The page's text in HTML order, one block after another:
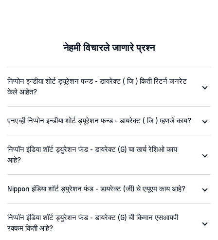
नेहमी विचारले जाणारे प्रश्न
निप्पोन इन्डीया शोर्ट ड्यूरेशन फन्ड - डायरेक्ट ( जि ) किती रिटर्न जनरेट
केले आहेत?
एनएव्ही निप्पोन इन्डीया शोर्ट ड्यूरेशन फन्ड - डायरेक्ट ( जि ) म्हणजे काय?
निप्पॉन इंडिया शॉर्ट ड्युरेशन फंड - डायरेक्ट (G) चा खर्च रेशिओ काय
आहे?
Nippon इंडिया शॉर्ट ड्युरेशन फंड - डायरेक्ट (जी) चे एयूएम काय आहे?
निप्पॉन इंडिया शॉर्ट ड्युरेशन फंड - डायरेक्ट (G) ची किमान एसआयपी
रक्कम किती आहे?